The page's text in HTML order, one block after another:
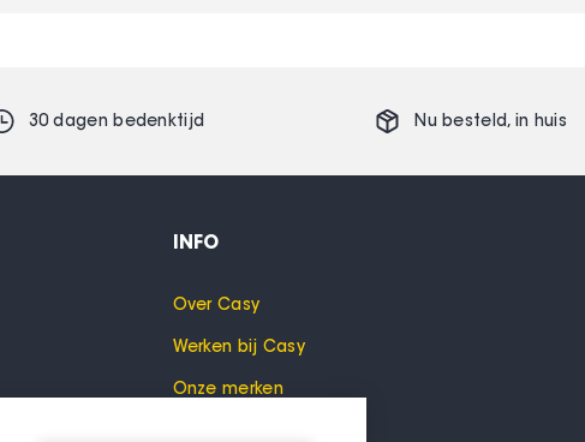
30 dagen bedenktijd Nu besteld, in huis
INFO
Over Casy
Werken bij Casy
Onze merken